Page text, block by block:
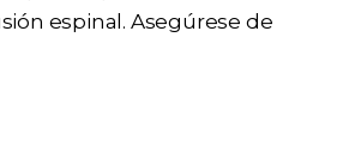
espinal. Asegúrese de